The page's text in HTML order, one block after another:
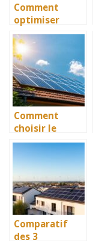
Comment
optimiser
votre
installation de
panneaux
solaires à
Bordeaux pour
maximiser les
avantages
financiers et
environnement
aux
Comment
choisir le
meilleur
matériel
solaire pour
votre
installation à
domicile :
critères de
qualité et
certifications
Comparatif
des 3